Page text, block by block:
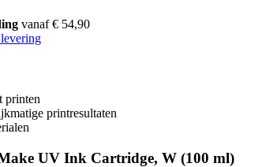
vanaf € 54,90
printen
printresultaten
UV Ink Cartridge, W (100 ml)